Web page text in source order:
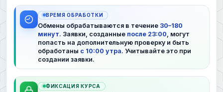
ВРЕМЯ ОБРАБОТКИ
Обмены обрабатываются в течение 30–180
минут. Заявки, созданные после 23:00 , могут
попасть на дополнительную проверку и быть
обработаны с 10:00 утра. Учитывайте это при
создании заявки.
ФИКСАЦИЯ КУРСА